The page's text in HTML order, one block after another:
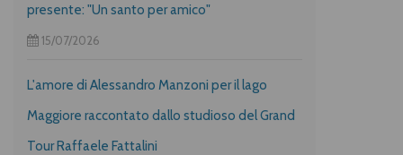
presente: "Un santo per amico"
15/07/2026
L'amore di Alessandro Manzoni per il lago
Maggiore raccontato dallo studioso del Grand
Tour Raffaele Fattalini